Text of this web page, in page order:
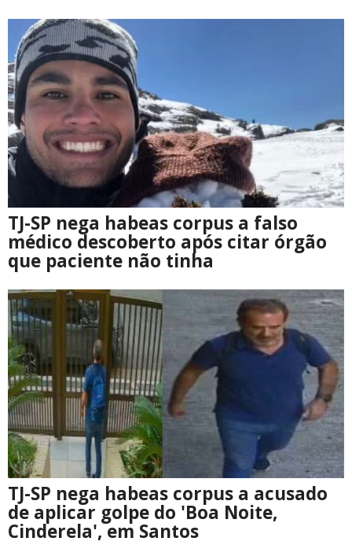
TJ-SP nega habeas corpus a falso
médico descoberto após citar órgão
que paciente não tinha
TJ-SP nega habeas corpus a acusado
de aplicar golpe do 'Boa Noite,
Cinderela', em Santos